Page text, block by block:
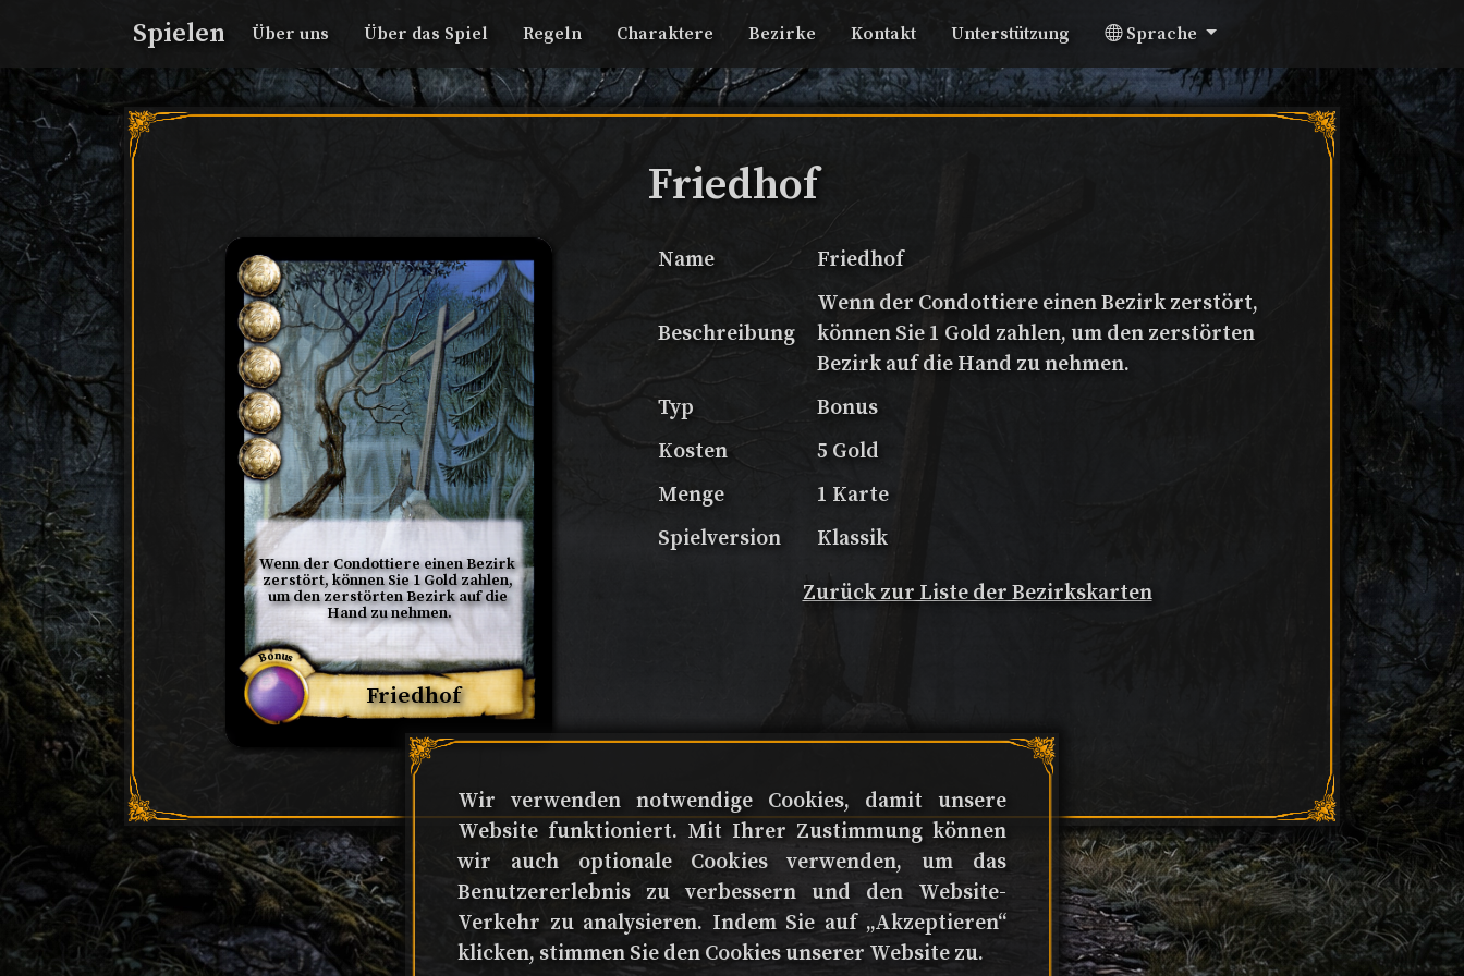
Spielen Über uns Über das Spiel Regeln Charaktere Bezirke Kontakt Unterstützung Sprache
Friedhof
Friedhof
Wenn der Condottiere einen Bezirk
zerstört, können Sie 1 Gold zahlen,
um den zerstörten Bezirk auf die
Hand zu nehmen.
Bonus
Name Friedhof
Beschreibung
Wenn der Condottiere einen Bezirk zerstört,
können Sie 1 Gold zahlen, um den zerstörten
Bezirk auf die Hand zu nehmen.
Typ
Bonus
Kosten
5 Gold
Menge
1 Karte
Spielversion
Klassik
Zurück zur Liste der Bezirkskarten
Wir verwenden notwendige Cookies, damit unsere
Website funktioniert. Mit Ihrer Zustimmung können
wir auch optionale Cookies verwenden, um das
Benutzererlebnis zu verbessern und den Website-
Verkehr zu analysieren. Indem Sie auf „Akzeptieren“
klicken, stimmen Sie den Cookies unserer Website zu.